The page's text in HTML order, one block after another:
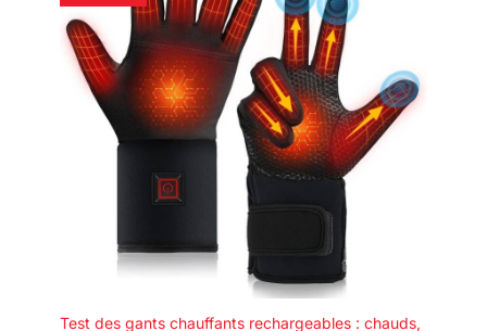
Test des gants chauffants rechargeables : chauds,